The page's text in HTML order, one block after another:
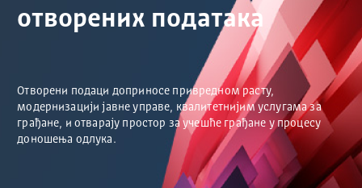
отворених података
Отворени подаци доприносе привредном расту,
модернизацији јавне управе, квалитетнијим услугама за
грађане, и отварају простор за учешће грађане у процесу
доношења одлука.